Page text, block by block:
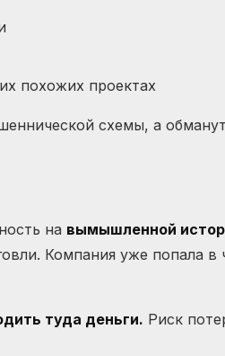
похожих проектах
схемы, а
на вымышленной
Компания уже попала
туда деньги. Риск